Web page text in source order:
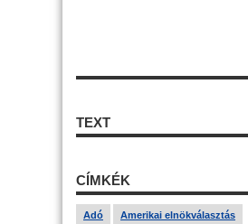
TEXT
CÍMKÉK
Adó Amerikai elnökválasztás